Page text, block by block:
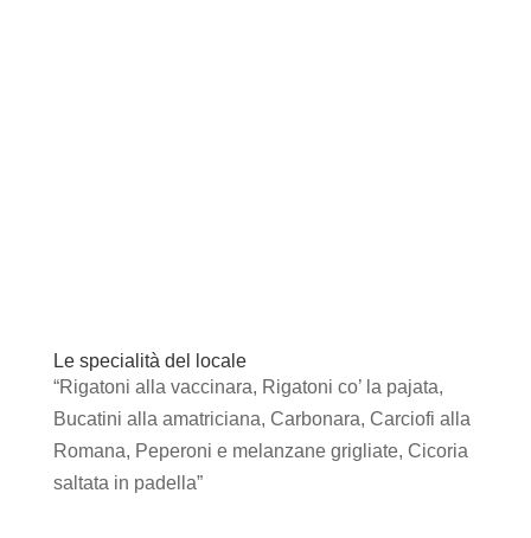
Le specialità del locale
“Rigatoni alla vaccinara, Rigatoni co’ la pajata,
Bucatini alla amatriciana, Carbonara, Carciofi alla
Romana, Peperoni e melanzane grigliate, Cicoria
saltata in padella”